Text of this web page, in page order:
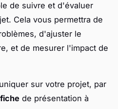
de suivre et d'évaluer
Cela vous permettra de
d'ajuster le
et de mesurer l'impact de
sur votre projet, par
fiche de présentation à